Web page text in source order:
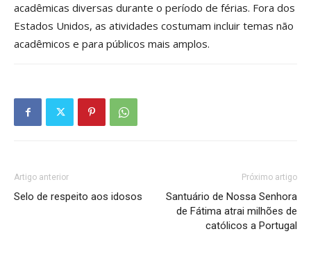
acadêmicas diversas durante o período de férias. Fora dos
Estados Unidos, as atividades costumam incluir temas não
acadêmicos e para públicos mais amplos.
Artigo anterior
Selo de respeito aos idosos
Próximo artigo
Santuário de Nossa Senhora
de Fátima atrai milhões de
católicos a Portugal